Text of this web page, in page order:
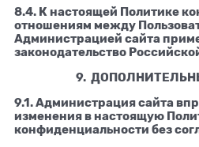
8.4. К настоящей Политике
отношениям между
Администрацией сайта
законодательство
9.
9.1. Администрация сайта
изменения в настоящую
конфиденциальности без